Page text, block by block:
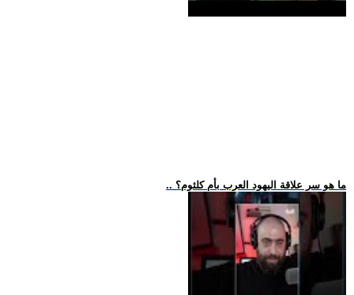
.. ما هو سر علاقة اليهود العرب بأم كلثوم؟